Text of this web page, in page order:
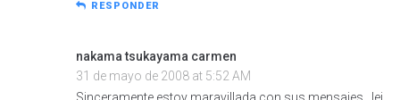
RESPONDER
nakama tsukayama carmen
31 de mayo de 2008 at 5:52 AM